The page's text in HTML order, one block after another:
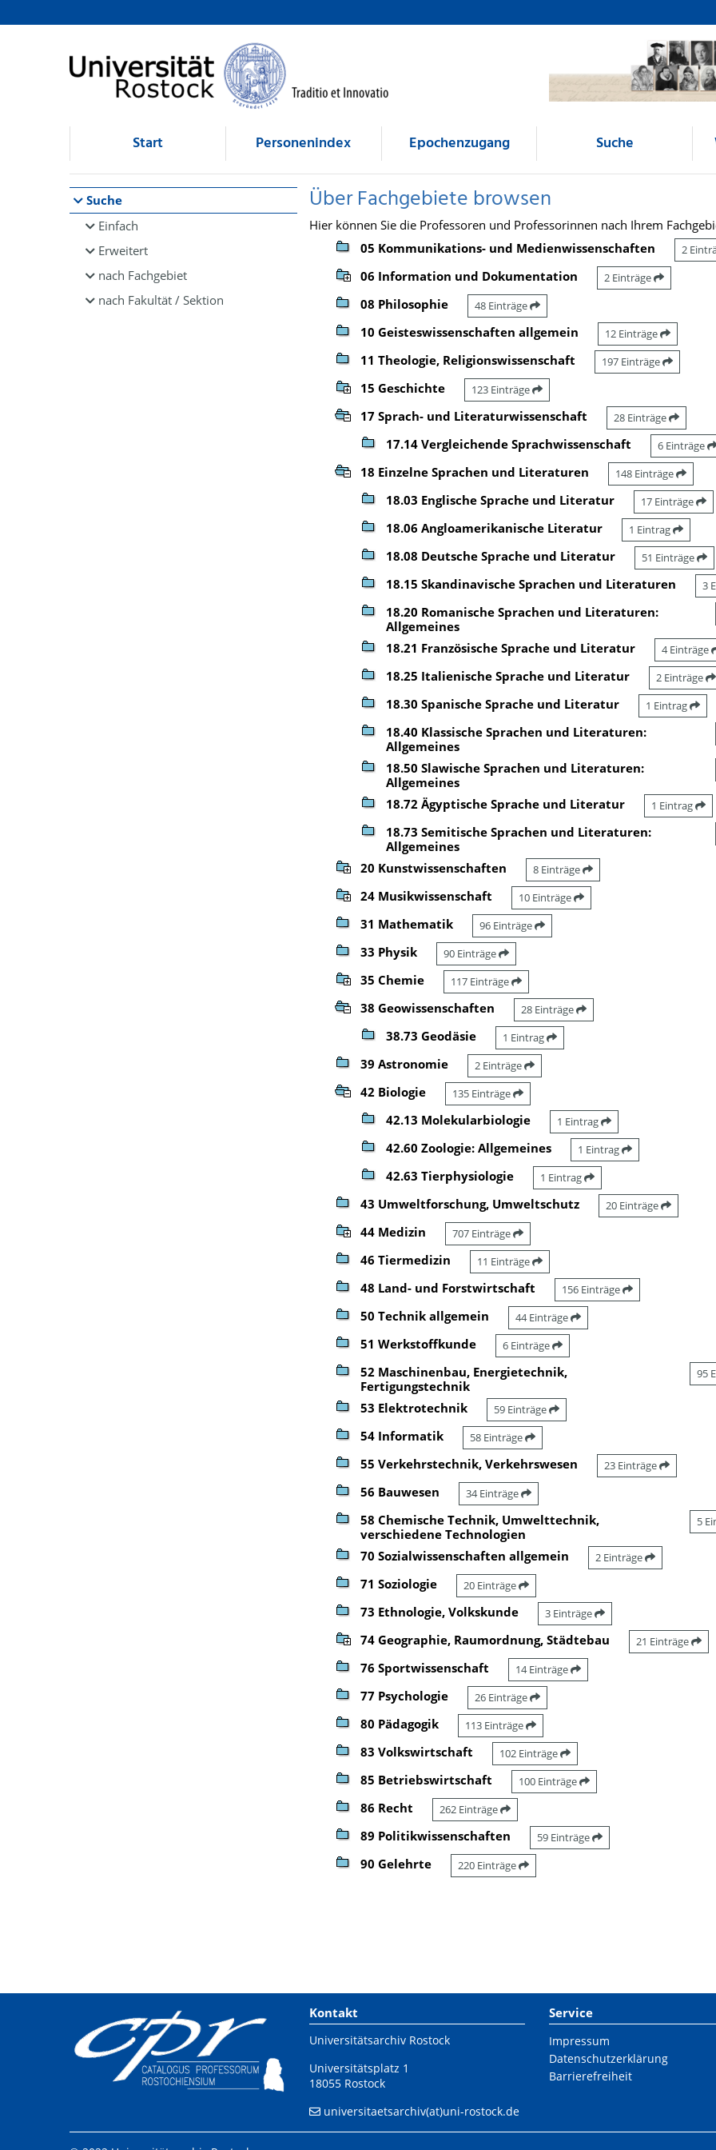
Browsen
direkt zum Inhalt
Start Personenindex Epochenzugang Suche
Suche
Einfach
Erweitert
nach Fachgebiet
nach Fakultät / Sektion
Über Fachgebiete browsen
Hier können Sie die Professoren und Professorinnen nach Ihrem
05 Kommunikations- und Medienwissenschaften
2
06 Information und Dokumentation 2 Einträge
08 Philosophie 48 Einträge
10 Geisteswissenschaften allgemein 12 Einträge
11 Theologie, Religionswissenschaft 197 Einträge
15 Geschichte 123 Einträge
17 Sprach- und Literaturwissenschaft 28 Einträge
17.14 Vergleichende Sprachwissenschaft 6 Einträge
18 Einzelne Sprachen und Literaturen 148 Einträge
18.03 Englische Sprache und Literatur 17 Einträge
18.06 Angloamerikanische Literatur 1 Eintrag
18.08 Deutsche Sprache und Literatur 51 Einträge
18.15 Skandinavische Sprachen und Literaturen 3
18.20 Romanische Sprachen und Literaturen:
Allgemeines
18.21 Französische Sprache und Literatur 4 Einträge
18.25 Italienische Sprache und Literatur 2 Einträge
18.30 Spanische Sprache und Literatur 1 Eintrag
18.40 Klassische Sprachen und Literaturen:
Allgemeines
18.50 Slawische Sprachen und Literaturen:
Allgemeines
18.72 Ägyptische Sprache und Literatur 1 Eintrag
18.73 Semitische Sprachen und Literaturen:
Allgemeines
20 Kunstwissenschaften 8 Einträge
24 Musikwissenschaft 10 Einträge
31 Mathematik 96 Einträge
33 Physik 90 Einträge
35 Chemie 117 Einträge
38 Geowissenschaften 28 Einträge
38.73 Geodäsie 1 Eintrag
39 Astronomie 2 Einträge
42 Biologie 135 Einträge
42.13 Molekularbiologie 1 Eintrag
42.60 Zoologie: Allgemeines 1 Eintrag
42.63 Tierphysiologie 1 Eintrag
43 Umweltforschung, Umweltschutz 20 Einträge
44 Medizin 707 Einträge
46 Tiermedizin 11 Einträge
48 Land- und Forstwirtschaft 156 Einträge
50 Technik allgemein 44 Einträge
51 Werkstoffkunde 6 Einträge
52 Maschinenbau, Energietechnik,
Fertigungstechnik
95
53 Elektrotechnik 59 Einträge
54 Informatik 58 Einträge
55 Verkehrstechnik, Verkehrswesen 23 Einträge
56 Bauwesen 34 Einträge
58 Chemische Technik, Umwelttechnik,
verschiedene Technologien
5
70 Sozialwissenschaften allgemein 2 Einträge
71 Soziologie 20 Einträge
73 Ethnologie, Volkskunde 3 Einträge
74 Geographie, Raumordnung, Städtebau 21 Einträge
76 Sportwissenschaft 14 Einträge
77 Psychologie 26 Einträge
80 Pädagogik 113 Einträge
83 Volkswirtschaft 102 Einträge
85 Betriebswirtschaft 100 Einträge
86 Recht 262 Einträge
89 Politikwissenschaften 59 Einträge
90 Gelehrte 220 Einträge
Kontakt
Universitätsarchiv Rostock
Universitätsplatz 1
18055 Rostock
universitaetsarchiv(at)uni-rostock.de
Service
Impressum
Datenschutzerklärung
Barrierefreiheit